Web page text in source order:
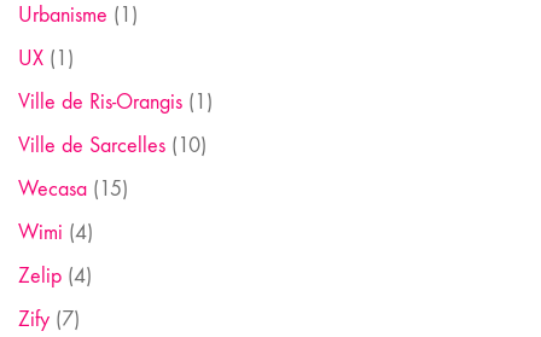
Urbanisme (1)
UX (1)
Ville de Ris-Orangis (1)
Ville de Sarcelles (10)
Wecasa (15)
Wimi (4)
Zelip (4)
Zify (7)